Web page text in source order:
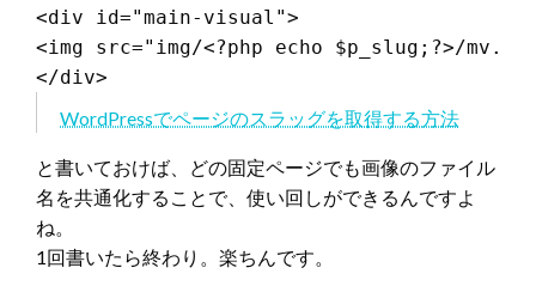
<div id="main-visual">
<img src="img/<?php echo $p_slug;?>/
WordPressでページのスラッグを取得する方法
と書いておけば、どの固定ページでも画像のファイル
名を共通化することで、使い回しができるんですよ
ね。
1回書いたら終わり。楽ちんです。